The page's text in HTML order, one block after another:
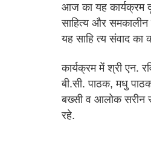
आज का यह कार्यक्रम
साहित्य और
यह साहि त्य संवाद का
कार्यक्रम में श्री एन.
बी.सी. पाठक, मधु
बख्सी व आलोक सरीन
रहे.